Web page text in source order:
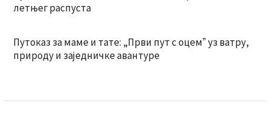
летњег распуста
Путоказ за маме и тате: „Први пут с оцемˮ уз ватру,
природу и заједничке авантуре